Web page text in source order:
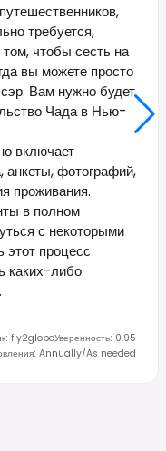
требуется,
чтобы сесть на
вы можете просто
Вам нужно будет
Чада в Нью-
включает
анкеты, фотографий,
проживания.
в полном
с некоторыми
этот процесс
каких-либо
: fly2globeУверенность: 0.95
: Annually/As needed